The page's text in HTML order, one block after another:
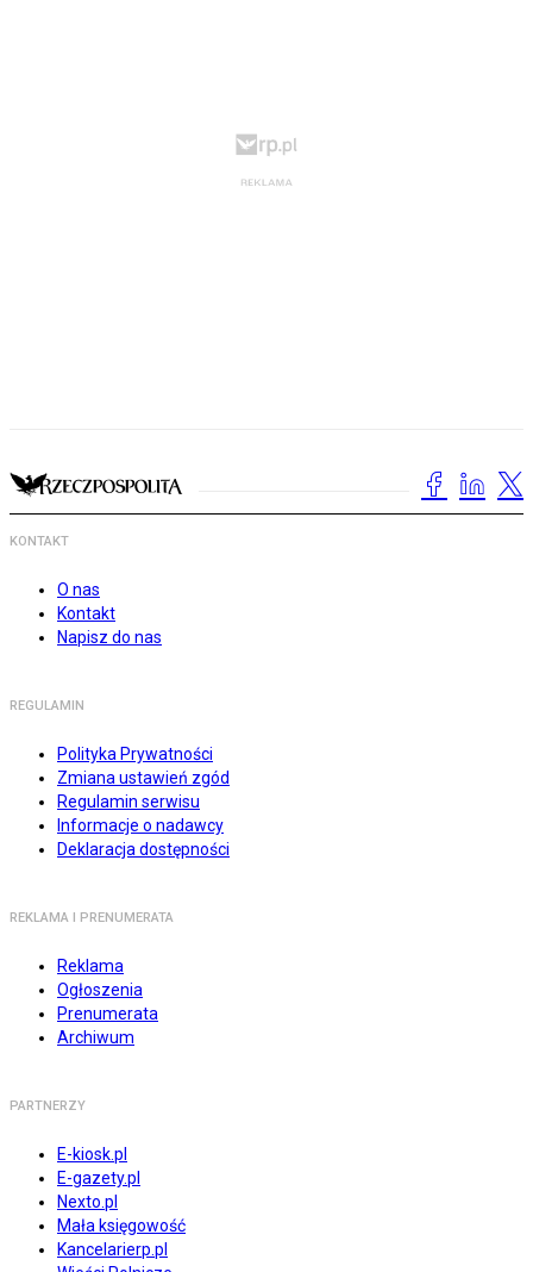
KONTAKT
O nas
Kontakt
Napisz do nas
REGULAMIN
Polityka Prywatności
Zmiana ustawień zgód
Regulamin serwisu
Informacje o nadawcy
Deklaracja dostępności
REKLAMA I PRENUMERATA
Reklama
Ogłoszenia
Prenumerata
Archiwum
PARTNERZY
E-kiosk.pl
E-gazety.pl
Nexto.pl
Mała księgowość
Kancelarierp.pl